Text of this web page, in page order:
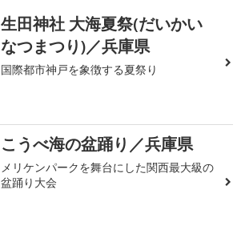
生田神社 大海夏祭(だいかい
なつまつり)／兵庫県
国際都市神戸を象徴する夏祭り
こうべ海の盆踊り／兵庫県
メリケンパークを舞台にした関西最大級の
盆踊り大会